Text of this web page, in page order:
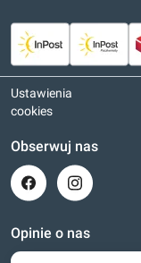
Ustawienia
cookies
Obserwuj nas
Opinie o nas